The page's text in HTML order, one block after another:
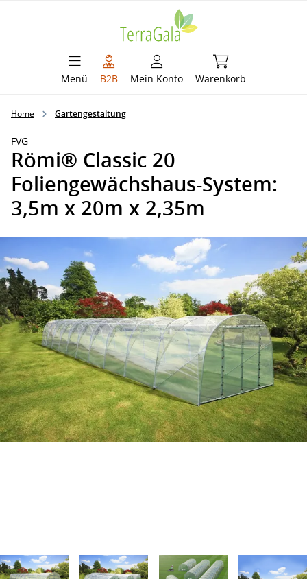
Menü B2B Mein Konto Warenkorb
Warenkorb
Home Gartengestaltung
FVG
Römi® Classic 20
Foliengewächshaus-System:
3,5m x 20m x 2,35m